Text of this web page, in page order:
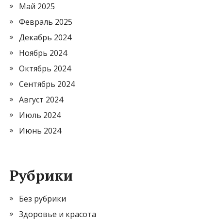
Май 2025
Февраль 2025
Декабрь 2024
Ноябрь 2024
Октябрь 2024
Сентябрь 2024
Август 2024
Июль 2024
Июнь 2024
Рубрики
Без рубрики
Здоровье и красота